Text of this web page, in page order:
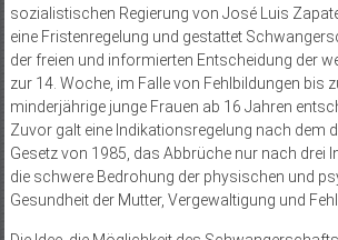
sozialistischen Regierung von José Luis
eine Fristenregelung und gestattet
der freien und informierten Entscheidung der
zur 14. Woche, im Falle von Fehlbildungen bis
minderjährige junge Frauen ab 16 Jahren
Zuvor galt eine Indikationsregelung nach dem
Gesetz von 1985, das Abbrüche nur nach drei
die schwere Bedrohung der physischen und
Gesundheit der Mutter, Vergewaltigung und